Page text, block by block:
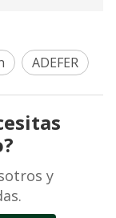
ADEFER
y